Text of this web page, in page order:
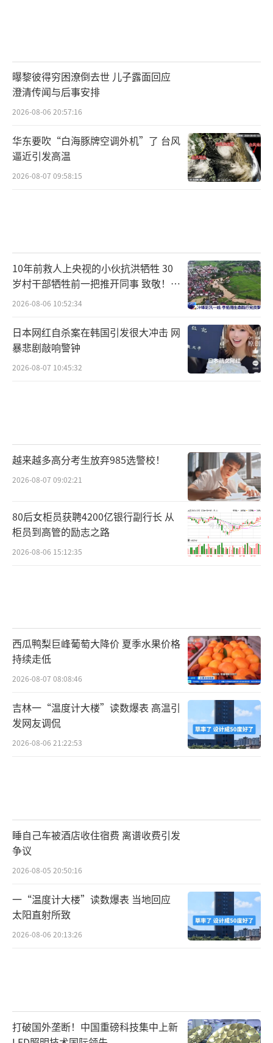
曝黎彼得穷困潦倒去世 儿子露面回应
澄清传闻与后事安排
2026-08-06 20:57:16
华东要吹“白海豚牌空调外机”了 台风
逼近引发高温
2026-08-07 09:58:15
10年前救人上央视的小伙抗洪牺牲 30
岁村干部牺牲前一把推开同事 致敬！送
别！
2026-08-06 10:52:34
日本网红自杀案在韩国引发很大冲击 网
暴悲剧敲响警钟
2026-08-07 10:45:32
越来越多高分考生放弃985选警校！
2026-08-07 09:02:21
80后女柜员获聘4200亿银行副行长 从
柜员到高管的励志之路
2026-08-06 15:12:35
西瓜鸭梨巨峰葡萄大降价 夏季水果价格
持续走低
2026-08-07 08:08:46
吉林一“温度计大楼”读数爆表 高温引
发网友调侃
2026-08-06 21:22:53
睡自己车被酒店收住宿费 离谱收费引发
争议
2026-08-05 20:50:16
一“温度计大楼”读数爆表 当地回应
太阳直射所致
2026-08-06 20:13:26
打破国外垄断！中国重磅科技集中上新